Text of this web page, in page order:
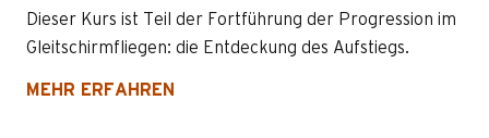
Dieser Kurs ist Teil der Fortführung der Progression im
Gleitschirmfliegen: die Entdeckung des Aufstiegs.
MEHR ERFAHREN